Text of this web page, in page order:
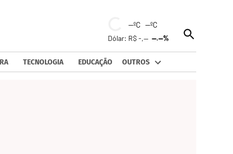
--ºC --ºC
Dólar: R$ -,----.--%
Open
Search
TECNOLOGIA EDUCAÇÃO OUTROS